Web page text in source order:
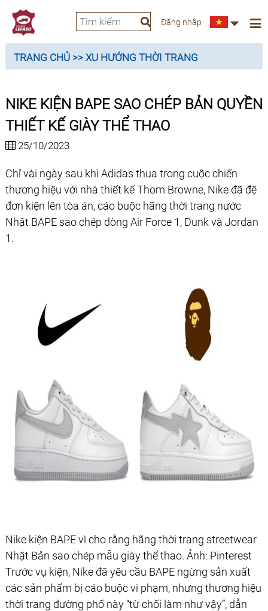
Đăng nhập
TRANG CHỦ >> XU HƯỚNG THỜI TRANG
NIKE KIỆN BAPE SAO CHÉP BẢN QUYỀN
THIẾT KẾ GIÀY THỂ THAO
25/10/2023
Chỉ vài ngày sau khi Adidas thua trong cuộc chiến
thương hiệu với nhà thiết kế Thom Browne, Nike đã đệ
đơn kiện lên tòa án, cáo buộc hãng thời trang nước
Nhật BAPE sao chép dòng Air Force 1, Dunk và Jordan
1.
Nike kiện BAPE vì cho rằng hãng thời trang streetwear
Nhật Bản sao chép mẫu giày thể thao. Ảnh: Pinterest
Trước vụ kiện, Nike đã yêu cầu BAPE ngừng sản xuất
các sản phẩm bị cáo buộc vi phạm, nhưng thương hiệu
thời trang đường phố này “từ chối làm như vậy”, dẫn